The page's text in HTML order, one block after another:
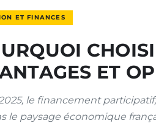
ET FINANCES
ET
le financement
le paysage économique